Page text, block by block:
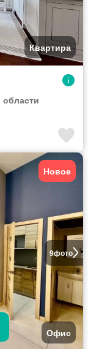
Квартира
9фото
Новое
Офис